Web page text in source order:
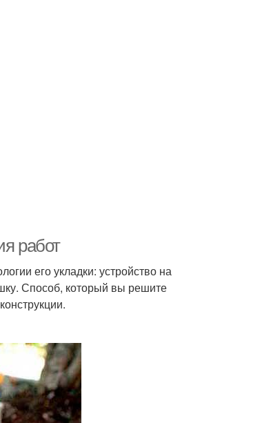
работ
его укладки: устройство на
Способ, который вы решите